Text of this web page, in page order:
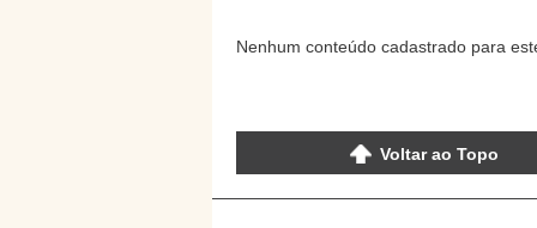
Nenhum conteúdo cadastrado para
Voltar ao Topo